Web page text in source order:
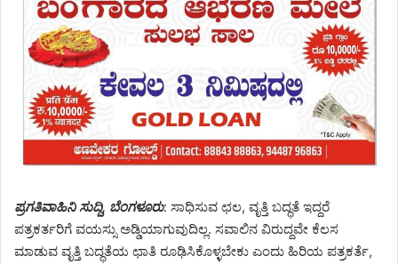
ಪ್ರಗತಿವಾಹಿನಿ ಸುದ್ದಿ, ಬೆಂಗಳೂರು: ಸಾಧಿಸುವ ಛಲ, ವೃತ್ತಿ ಬದ್ಧತೆ ಇದ್ದರೆ
ಪತ್ರಕರ್ತರಿಗೆ ವಯಸ್ಸು ಅಡ್ಡಿಯಾಗುವುದಿಲ್ಲ. ಸವಾಲಿನ ವಿರುದ್ದವೇ ಕೆಲಸ
ಮಾಡುವ ವೃತ್ತಿ ಬದ್ಧತೆಯ ಛಾತಿ ರೂಢಿಸಿಕೊಳ್ಳಬೇಕು ಎಂದು ಹಿರಿಯ ಪತ್ರಕರ್ತೆ,